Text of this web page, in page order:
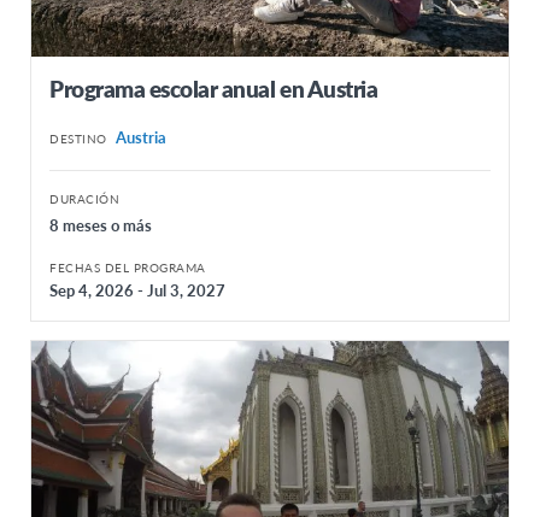
Programa escolar anual en Austria
DESTINO Austria
DURACIÓN
8 meses o más
FECHAS DEL PROGRAMA
Sep 4, 2026 - Jul 3, 2027